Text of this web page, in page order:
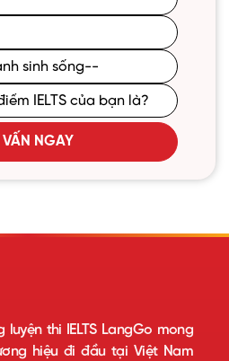
VẤN NGAY
thi IELTS LangGo mong
hiệu đi đầu tại Việt Nam